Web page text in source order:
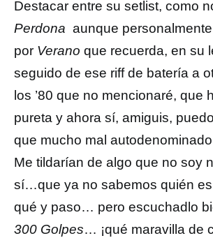
Destacar entre su setlist, como
Perdona aunque
por Verano que recuerda, en su
seguido de ese riff de batería a
los ’80 que no mencionaré, que
pureta y ahora sí, amiguis,
que mucho mal
Me tildarían de algo que no soy
sí…que ya no sabemos quién
qué y paso… pero escuchadlo
300 Golpes… ¡qué maravilla de